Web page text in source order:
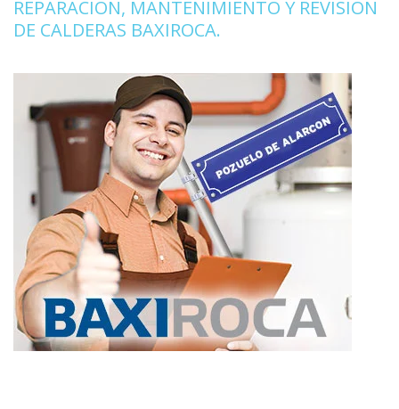
REPARACION, MANTENIMIENTO Y REVISIÓN
DE CALDERAS BAXIROCA.